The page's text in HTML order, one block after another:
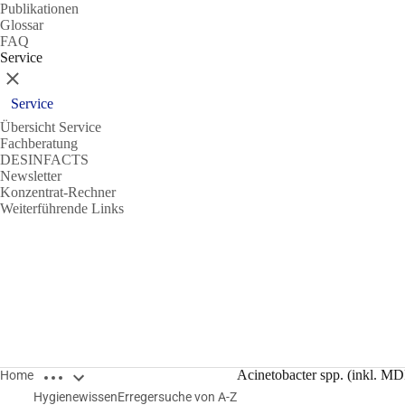
Publikationen
Glossar
FAQ
Service
Schließen
Service
Übersicht Service
Fachberatung
DESINFACTS
Newsletter
Konzentrat-Rechner
Weiterführende Links
Home Breadcrumbs öffnen
HygienewissenErregersuche von A-Z
Acinetobacter spp. (inkl.